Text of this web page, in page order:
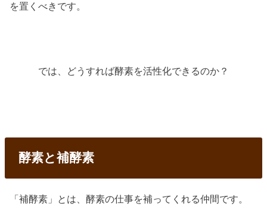
を置くべきです。
では、どうすれば酵素を活性化できるのか？
酵素と補酵素
「補酵素」とは、酵素の仕事を補ってくれる仲間です。